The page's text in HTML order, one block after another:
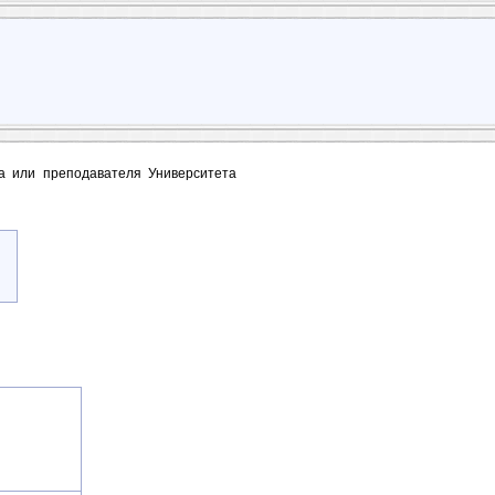
или преподавателя Университета